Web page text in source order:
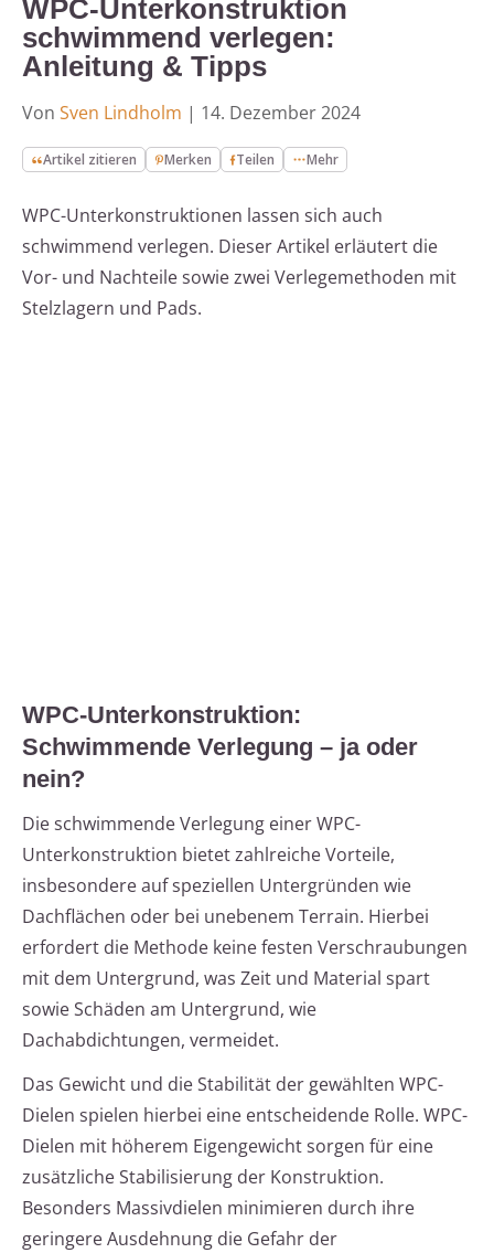
WPC-Unterkonstruktion
schwimmend verlegen:
Anleitung & Tipps
Von Sven Lindholm | 14. Dezember 2024
Artikel zitieren Merken Teilen Mehr
WPC-Unterkonstruktionen lassen sich auch
schwimmend verlegen. Dieser Artikel erläutert die
Vor- und Nachteile sowie zwei Verlegemethoden mit
Stelzlagern und Pads.
WPC-Unterkonstruktion:
Schwimmende Verlegung – ja oder
nein?
Die schwimmende Verlegung einer WPC-
Unterkonstruktion bietet zahlreiche Vorteile,
insbesondere auf speziellen Untergründen wie
Dachflächen oder bei unebenem Terrain. Hierbei
erfordert die Methode keine festen Verschraubungen
mit dem Untergrund, was Zeit und Material spart
sowie Schäden am Untergrund, wie
Dachabdichtungen, vermeidet.
Das Gewicht und die Stabilität der gewählten WPC-
Dielen spielen hierbei eine entscheidende Rolle. WPC-
Dielen mit höherem Eigengewicht sorgen für eine
zusätzliche Stabilisierung der Konstruktion.
Besonders Massivdielen minimieren durch ihre
geringere Ausdehnung die Gefahr der